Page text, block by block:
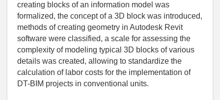
creating blocks of an information model was
formalized, the concept of a 3D block was introduced,
methods of creating geometry in Autodesk Revit
software were classified, a scale for assessing the
complexity of modeling typical 3D blocks of various
details was created, allowing to standardize the
calculation of labor costs for the implementation of
DT-BIM projects in conventional units.